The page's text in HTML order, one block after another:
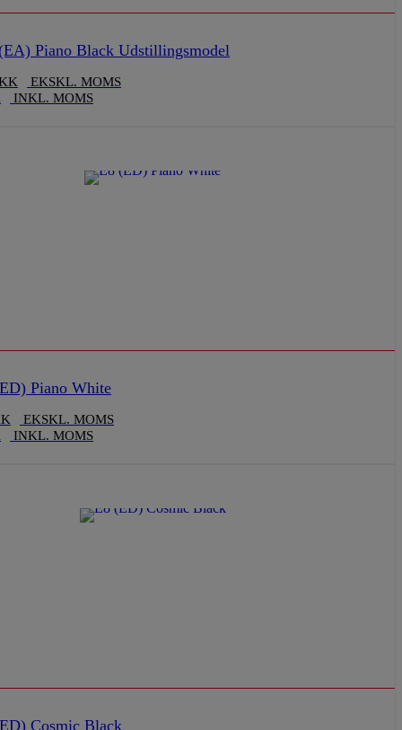
Piano Black Udstillingsmodel
EKSKL. MOMS
INKL. MOMS
Piano White
EKSKL. MOMS
INKL. MOMS
Cosmic Black